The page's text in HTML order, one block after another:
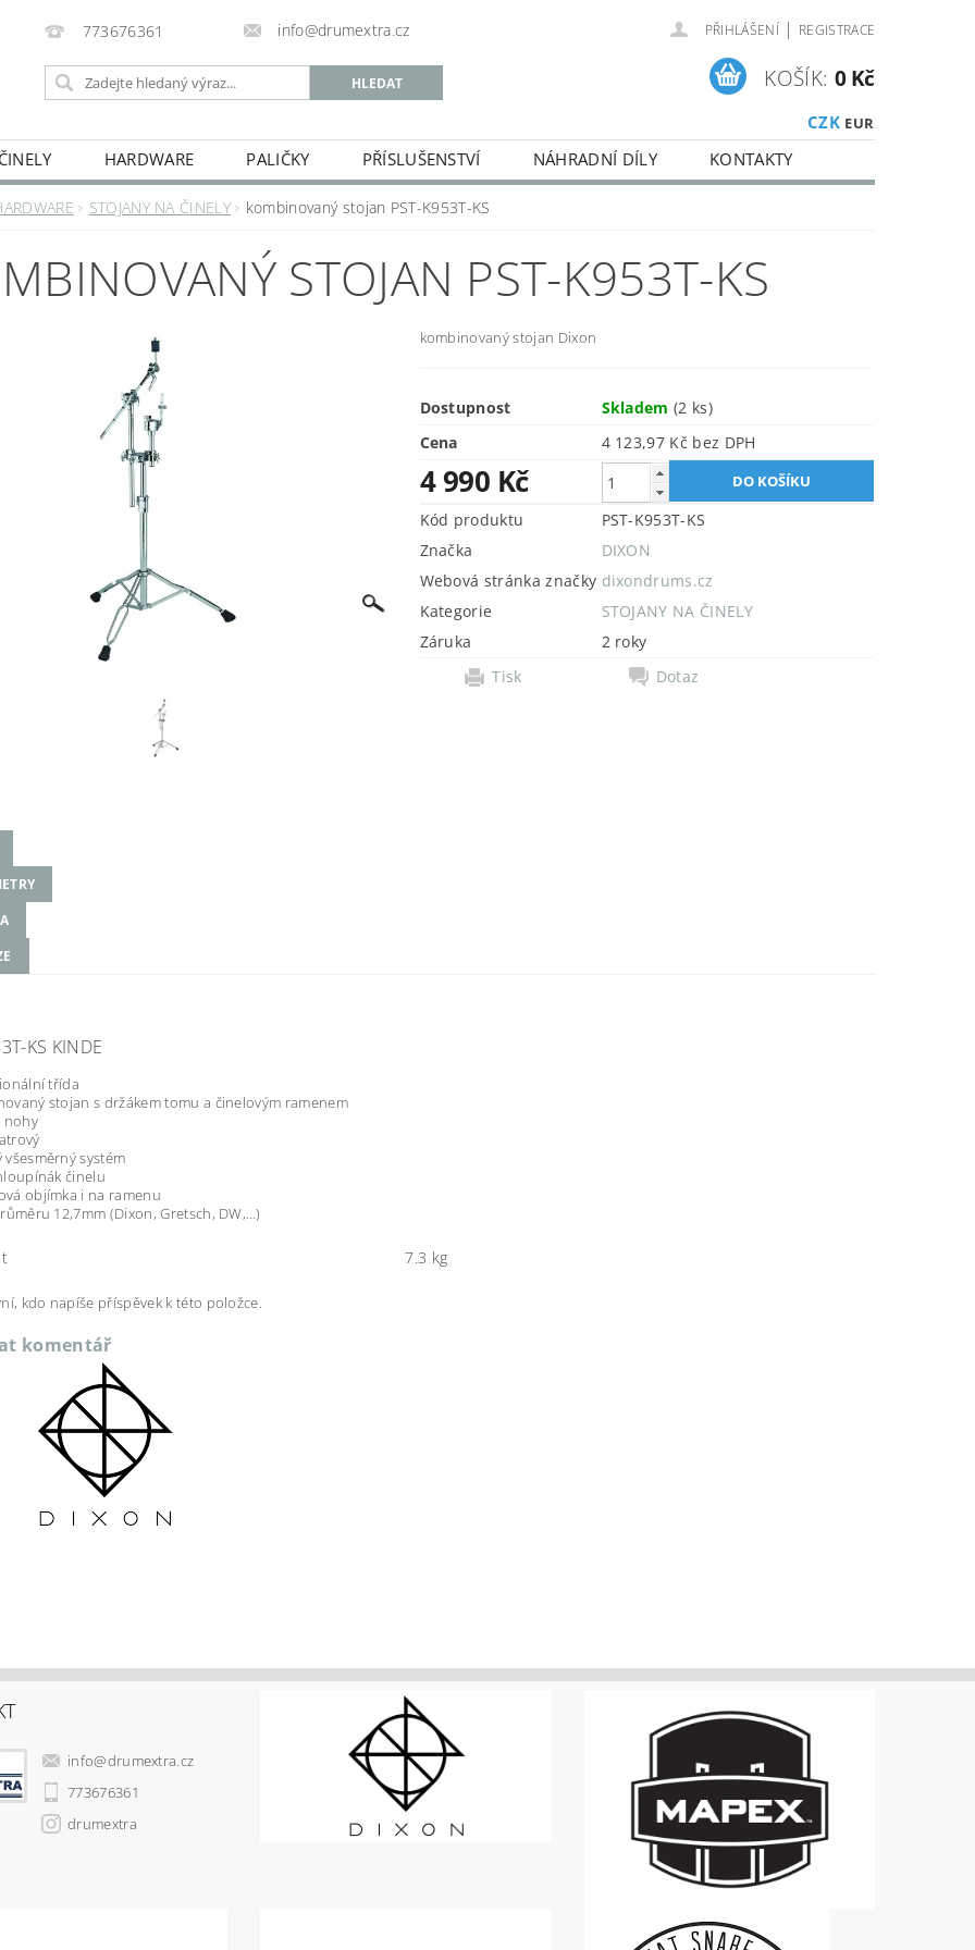
773676361 info@drumextra.cz PŘIHLÁŠENÍ | REGISTRACE
CZK EUR
KOŠÍK: 0 Kč
ČINELY HARDWARE PALIČKY PŘÍSLUŠENSTVÍ NÁHRADNÍ DÍLY KONTAKTY
STOJANY NA ČINELY kombinovaný stojan PST-K953T-KS
STOJAN PST-K953T-KS
kombinovaný stojan Dixon
Dostupnost Skladem(2 ks)
Cena
4 123,97 Kč bez DPH
4 990 Kč
Kód produktu
PST-K953T-KS
Značka
DIXON
Webová stránka značky dixondrums.cz
Kategorie
STOJANY NA ČINELY
Záruka
2 roky
Tisk
Dotaz
KS KINDE
třída
stojan s držákem tomu a činelovým ramenem
nohy
všesměrný systém
činelu
objímka i na ramenu
12,7mm (Dixon, Gretsch, DW,…)
7.3 kg
kdo napíše příspěvek k této položce.
komentář
info@drumextra.cz
773676361
drumextra